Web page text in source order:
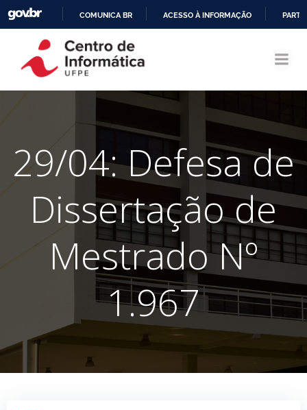
CONTEÚDO
COMUNICA BR ACESSO À INFORMAÇÃO
29/04: Defesa de
Dissertação de
Mestrado Nº
1.967